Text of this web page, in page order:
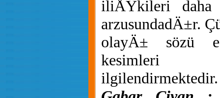
iliÅŸkileri daha
arzusundadÄ±r.
olayÄ± sözü
kesimleri
ilgilendirmektedir.